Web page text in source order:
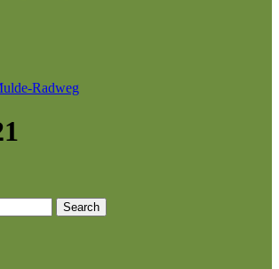
Radweg
Search